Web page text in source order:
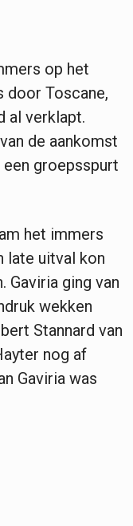
op het
door Toscane,
al verklapt.
de aankomst
groepsspurt
het immers
late uitval kon
Gaviria ging van
wekken
Stannard van
nog af
Gaviria was